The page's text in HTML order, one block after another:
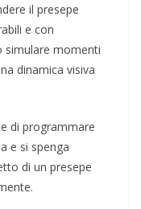
il presepe
e con
simulare momenti
dinamica visiva
di programmare
e si spenga
di un presepe